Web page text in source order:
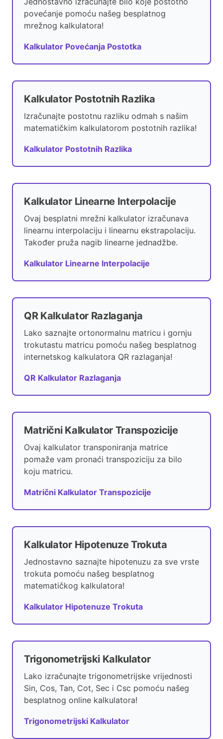
povećanje pomoću našeg besplatnog
mrežnog kalkulatora!
Kalkulator Povećanja Postotka
Kalkulator Postotnih Razlika
Izračunajte postotnu razliku odmah s našim
matematičkim kalkulatorom postotnih razlika!
Kalkulator Postotnih Razlika
Kalkulator Linearne Interpolacije
Ovaj besplatni mrežni kalkulator izračunava
linearnu interpolaciju i linearnu ekstrapolaciju.
Također pruža nagib linearne jednadžbe.
Kalkulator Linearne Interpolacije
QR Kalkulator Razlaganja
Lako saznajte ortonormalnu matricu i gornju
trokutastu matricu pomoću našeg besplatnog
internetskog kalkulatora QR razlaganja!
QR Kalkulator Razlaganja
Matrični Kalkulator Transpozicije
Ovaj kalkulator transponiranja matrice
pomaže vam pronaći transpoziciju za bilo
koju matricu.
Matrični Kalkulator Transpozicije
Kalkulator Hipotenuze Trokuta
Jednostavno saznajte hipotenuzu za sve vrste
trokuta pomoću našeg besplatnog
matematičkog kalkulatora!
Kalkulator Hipotenuze Trokuta
Trigonometrijski Kalkulator
Lako izračunajte trigonometrijske vrijednosti
Sin, Cos, Tan, Cot, Sec i Csc pomoću našeg
besplatnog online kalkulatora!
Trigonometrijski Kalkulator